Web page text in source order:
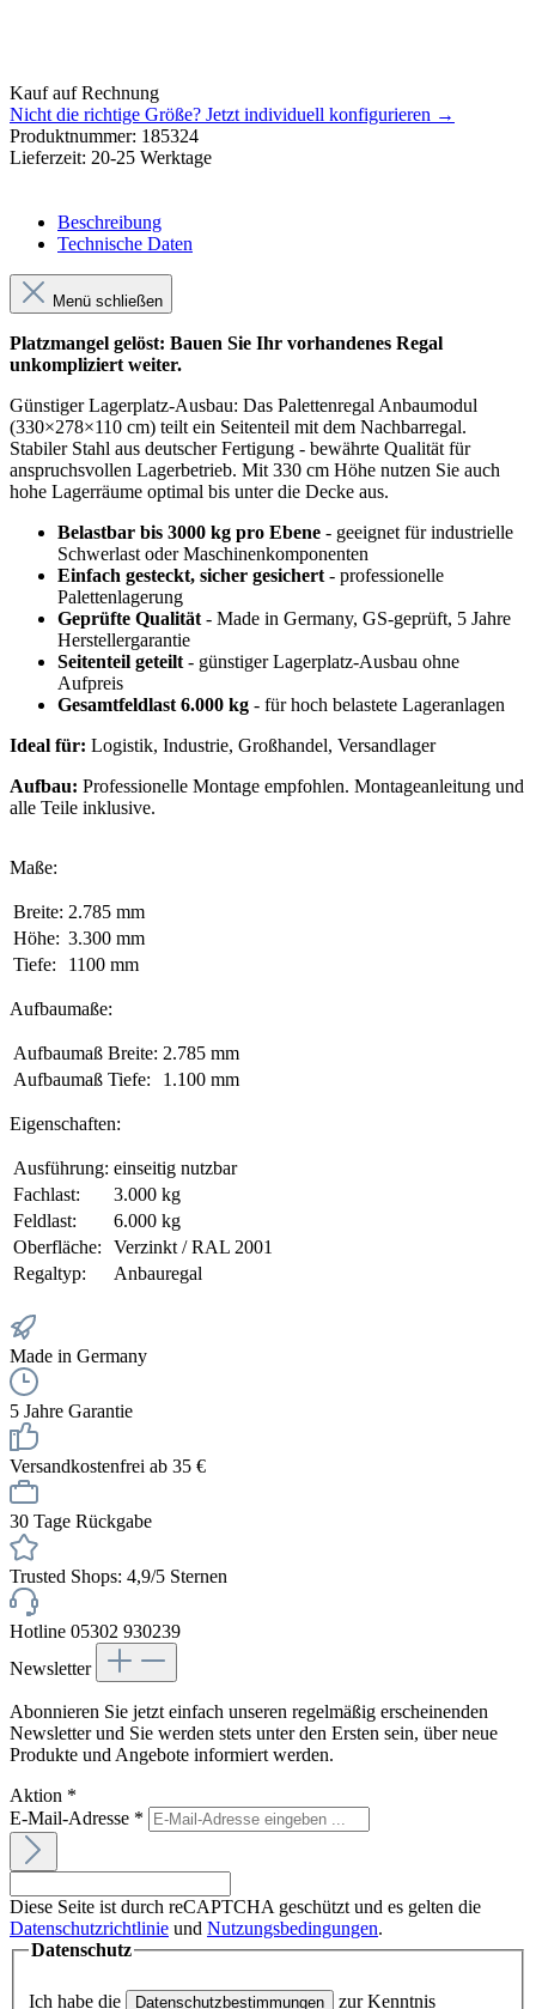
Kauf auf Rechnung
Nicht die richtige Größe? Jetzt individuell konfigurieren →
Produktnummer: 185324
Lieferzeit: 20-25 Werktage
Beschreibung
Technische Daten
Menü schließen
Platzmangel gelöst: Bauen Sie Ihr vorhandenes Regal
unkompliziert weiter.
Günstiger Lagerplatz-Ausbau: Das Palettenregal Anbaumodul
(330×278×110 cm) teilt ein Seitenteil mit dem Nachbarregal.
Stabiler Stahl aus deutscher Fertigung - bewährte Qualität für
anspruchsvollen Lagerbetrieb. Mit 330 cm Höhe nutzen Sie auch
hohe Lagerräume optimal bis unter die Decke aus.
Belastbar bis 3000 kg pro Ebene - geeignet für industrielle
Schwerlast oder Maschinenkomponenten
Einfach gesteckt, sicher gesichert- professionelle
Palettenlagerung
Geprüfte Qualität- Made in Germany, GS-geprüft, 5 Jahre
Herstellergarantie
Seitenteil geteilt- günstiger Lagerplatz-Ausbau ohne
Aufpreis
Gesamtfeldlast 6.000 kg - für hoch belastete Lageranlagen
Ideal für: Logistik, Industrie, Großhandel, Versandlager
Aufbau: Professionelle Montage empfohlen. Montageanleitung und
alle Teile inklusive.
Maße:
Breite: 2.785 mm
Höhe: 3.300 mm
Tiefe:
1100 mm
Aufbaumaße:
Aufbaumaß Breite: 2.785 mm
Aufbaumaß Tiefe:
1.100 mm
Eigenschaften:
Ausführung: einseitig nutzbar
Fachlast:
3.000 kg
Feldlast:
6.000 kg
Oberfläche:
Verzinkt / RAL 2001
Regaltyp:
Anbauregal
Made in Germany
5 Jahre Garantie
Versandkostenfrei ab 35 €
30 Tage Rückgabe
Trusted Shops: 4,9/5 Sternen
Hotline 05302 930239
Newsletter
Abonnieren Sie jetzt einfach unseren regelmäßig erscheinenden
Newsletter und Sie werden stets unter den Ersten sein, über neue
Produkte und Angebote informiert werden.
Aktion *
E-Mail-Adresse *
Diese Seite ist durch reCAPTCHA geschützt und es gelten die
Datenschutzrichtlinie und Nutzungsbedingungen.
Datenschutz
Ich habe die Datenschutzbestimmungen
zur Kenntnis